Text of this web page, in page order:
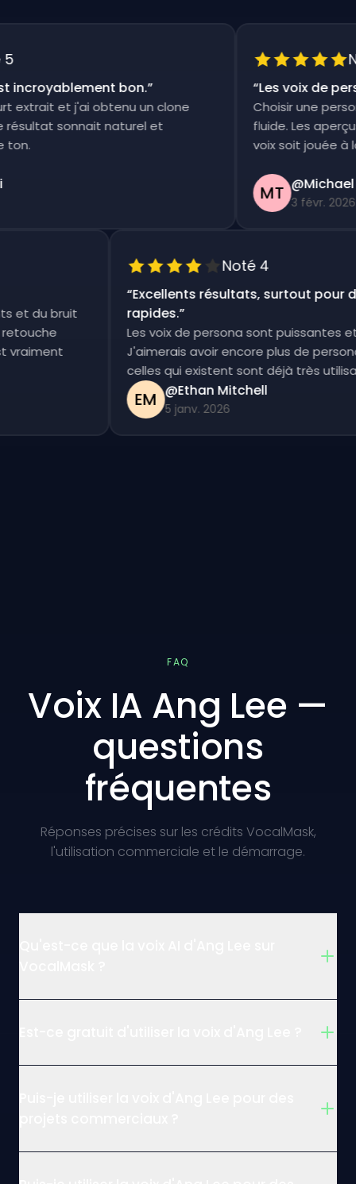
bon.”
et j'ai obtenu un clone
sonnait naturel et
Les voix de
Choisir une
fluide. Les aperçus
voix soit jouée à la
MT @Michael
3 févr. 2026
et du bruit
retouche
vraiment
Noté 4
“Excellents résultats, surtout
rapides.
Les voix de persona sont
J'aimerais avoir encore plus de
celles qui existent sont déjà très
EM @Ethan Mitchell
5 janv. 2026
FAQ
Voix IA Ang Lee —
questions
fréquentes
Réponses précises sur les crédits VocalMask,
l'utilisation commerciale et le démarrage.